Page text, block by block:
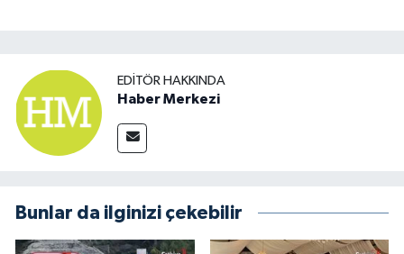
EDITÖR HAKKINDA
Haber Merkezi
Bunlar da ilginizi çekebilir